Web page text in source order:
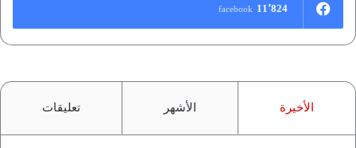
11٬824 facebook
الأخيرة الأشهر تعليقات